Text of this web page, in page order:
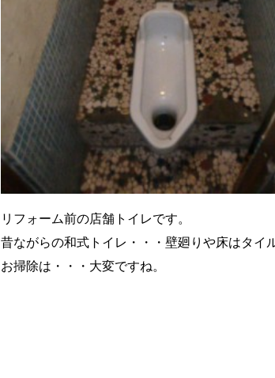
リフォーム前の店舗トイレです。
昔ながらの和式トイレ・・・壁廻りや床はタイ
お掃除は・・・大変ですね。